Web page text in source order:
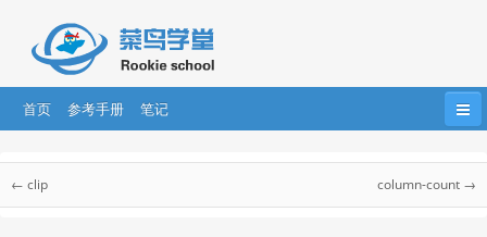
首页 参考手册 笔记
Bootstrap
CSS 参考手册
← clip column-count →